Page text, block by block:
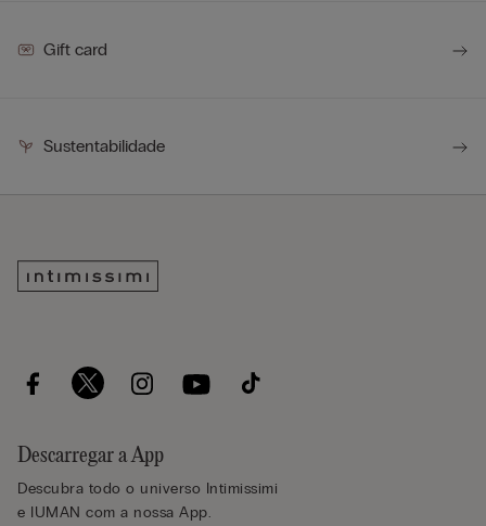
Gift card
Sustentabilidade
Descarregar a App
Descubra todo o universo Intimissimi
e IUMAN com a nossa App.